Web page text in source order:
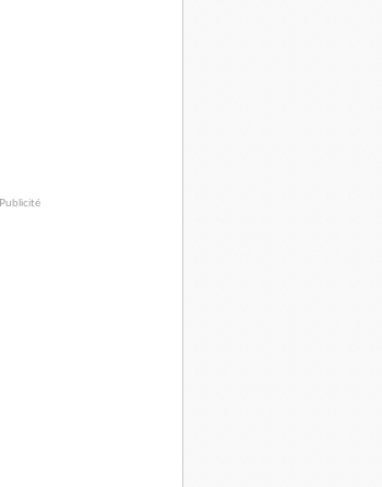
Publicité